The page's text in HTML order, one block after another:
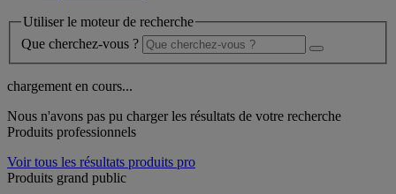
Utiliser le moteur de recherche
Que cherchez-vous ?
chargement en cours...
Nous n'avons pas pu charger les résultats de votre recherche
Produits professionnels
Voir tous les résultats produits pro
Produits grand public